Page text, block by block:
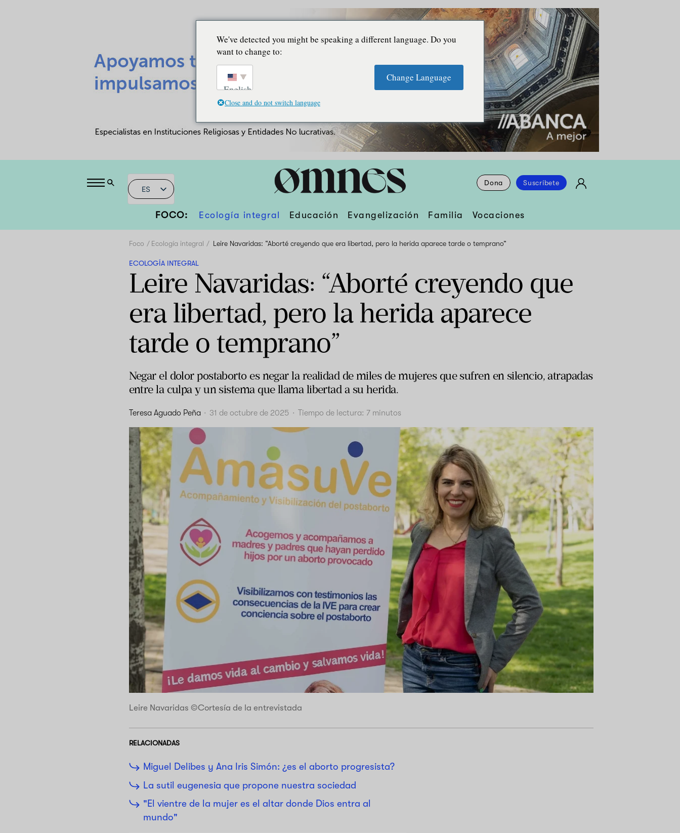
ES
Dona Suscríbete
FOCO: Ecología integral Educación Evangelización Familia Vocaciones
Foco Ecología integral Leire Navaridas: “Aborté creyendo que era libertad, pero la herida aparece tarde o temprano”
ECOLOGÍA INTEGRAL
Leire Navaridas: “Aborté creyendo que
era libertad, pero la herida aparece
tarde o temprano”
Negar el dolor postaborto es negar la realidad de miles de mujeres que sufren en silencio, atrapadas
entre la culpa y un sistema que llama libertad a su herida.
Teresa Aguado Peña · 31 de octubre de 2025 · Tiempo de lectura: 7 minutos
Leire Navaridas ©Cortesía de la entrevistada
RELACIONADAS
Miguel Delibes y Ana Iris Simón: ¿es el aborto progresista?
La sutil eugenesia que propone nuestra sociedad
"El vientre de la mujer es el altar donde Dios entra al
mundo"
We've detected you might be speaking a different language. Do you
want to change to:
English
Change Language
Close and do not switch language